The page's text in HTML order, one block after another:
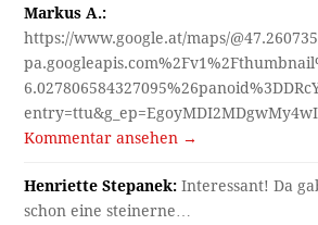
Markus A.:
https://www.google.at/maps/
Kommentar ansehen →
Henriette Stepanek: Interessant! Da
schon eine steinerne…